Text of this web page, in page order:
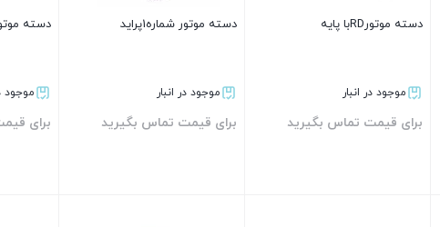
دسته موتورRDبا پايه
موجود در انبار
برای قیمت تماس بگیرید
دسته موتور شماره1پرايد
موجود در انبار
برای قیمت تماس بگیرید
دسته موتور
موجود
برای